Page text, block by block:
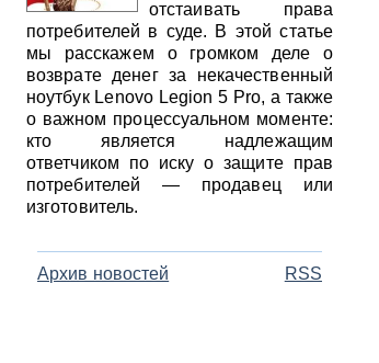
отстаивать права
потребителей в суде. В этой статье
мы расскажем о громком деле о
возврате денег за некачественный
ноутбук Lenovo Legion 5 Pro, а также
о важном процессуальном моменте:
кто является надлежащим
ответчиком по иску о защите прав
потребителей — продавец или
изготовитель.
Архив новостей RSS